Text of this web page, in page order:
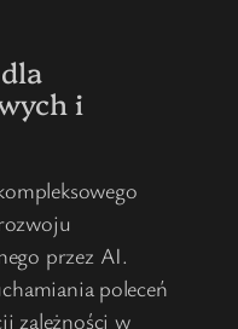
i
przez AI.
poleceń
zależności w